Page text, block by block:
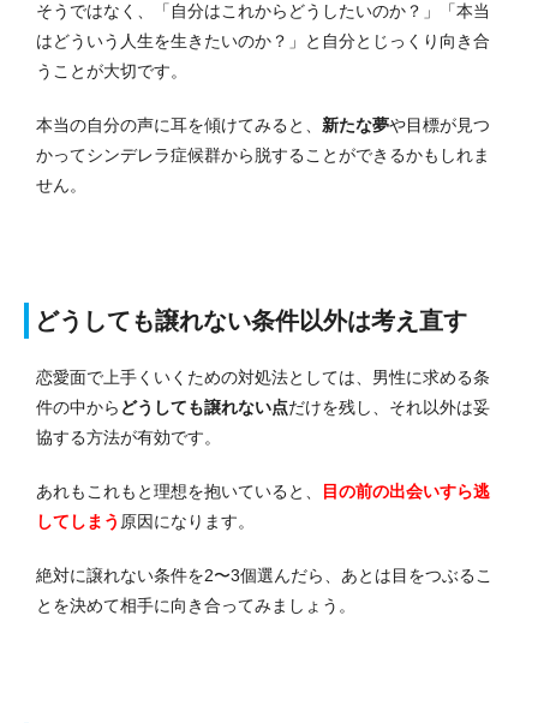
そうではなく、「自分はこれからどうしたいのか？」「本当
はどういう人生を生きたいのか？」と自分とじっくり向き合
うことが大切です。
本当の自分の声に耳を傾けてみると、 新たな夢や目標が見つ
かってシンデレラ症候群から脱することができるかもしれま
せん。
どうしても譲れない条件以外は考え直す
恋愛面で上手くいくための対処法としては、男性に求める条
件の中から どうしても譲れない点だけを残し、それ以外は妥
協する方法が有効です。
あれもこれもと理想を抱いていると、
目の前の出会いすら逃
してしまう 原因になります。
絶対に譲れない条件を2〜3個選んだら、あとは目をつぶるこ
とを決めて相手に向き合ってみましょう。